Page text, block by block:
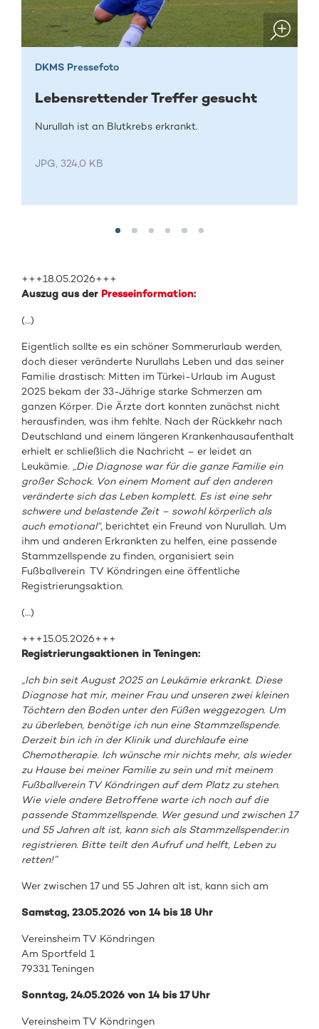
DKMS Pressefoto
Lebensrettender Treffer gesucht
Nurullah ist an Blutkrebs erkrankt.
JPG, 324,0 KB
+++18.05.2026+++
Auszug aus der Presseinformation:
(…)
Eigentlich sollte es ein schöner Sommerurlaub werden,
doch dieser veränderte Nurullahs Leben und das seiner
Familie drastisch: Mitten im Türkei-Urlaub im August
2025 bekam der 33-Jährige starke Schmerzen am
ganzen Körper. Die Ärzte dort konnten zunächst nicht
herausfinden, was ihm fehlte. Nach der Rückkehr nach
Deutschland und einem längeren Krankenhausaufenthalt
erhielt er schließlich die Nachricht – er leidet an
Leukämie. „Die Diagnose war für die ganze Familie ein
großer Schock. Von einem Moment auf den anderen
veränderte sich das Leben komplett. Es ist eine sehr
schwere und belastende Zeit – sowohl körperlich als
auch emotional“, berichtet ein Freund von Nurullah. Um
ihm und anderen Erkrankten zu helfen, eine passende
Stammzellspende zu finden, organisiert sein
Fußballverein TV Köndringen eine öffentliche
Registrierungsaktion.
(…)
+++15.05.2026+++
Registrierungsaktionen in Teningen:
„Ich bin seit August 2025 an Leukämie erkrankt. Diese
Diagnose hat mir, meiner Frau und unseren zwei kleinen
Töchtern den Boden unter den Füßen weggezogen. Um
zu überleben, benötige ich nun eine Stammzellspende.
Derzeit bin ich in der Klinik und durchlaufe eine
Chemotherapie. Ich wünsche mir nichts mehr, als wieder
zu Hause bei meiner Familie zu sein und mit meinem
Fußballverein TV Köndringen auf dem Platz zu stehen.
Wie viele andere Betroffene warte ich noch auf die
passende Stammzellspende. Wer gesund und zwischen 17
und 55 Jahren alt ist, kann sich als Stammzellspender:in
registrieren. Bitte teilt den Aufruf und helft, Leben zu
retten!”
Wer zwischen 17 und 55 Jahren alt ist, kann sich am
Samstag, 23.05.2026 von 14 bis 18 Uhr
Vereinsheim TV Köndringen
Am Sportfeld 1
79331 Teningen
Sonntag, 24.05.2026 von 14 bis 17 Uhr
Vereinsheim TV Köndringen